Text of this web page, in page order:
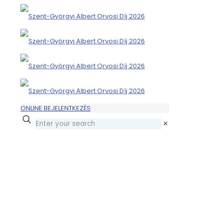
ONLINE BEJELENTKEZÉS
✕